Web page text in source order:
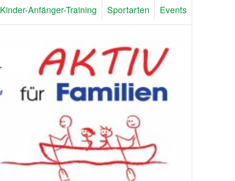
Kinder-Anfänger-Training Sportarten Events